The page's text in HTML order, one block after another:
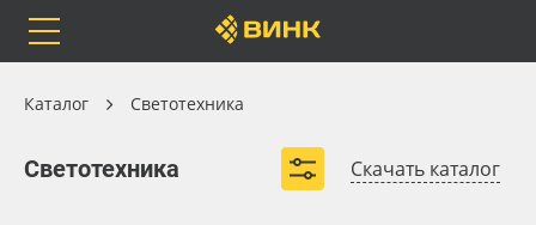
Каталог Светотехника
Светотехника Скачать каталог
Каталог